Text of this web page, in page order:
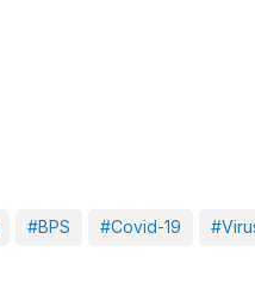
#BPS #Covid-19